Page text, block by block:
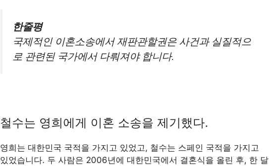
한줄평
국제적인 이혼소송에서 재판관할권은 사건과 실질적으
로 관련된 국가에서 다뤄져야 합니다.
철수는 영희에게 이혼 소송을 제기했다.
영희는 대한민국 국적을 가지고 있었고, 철수는 스페인 국적을 가지고
있었습니다. 두 사람은 2006년에 대한민국에서 결혼식을 올린 후, 한 달